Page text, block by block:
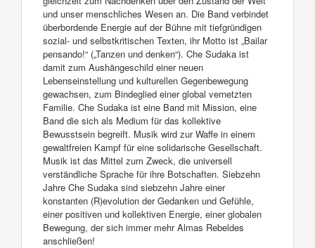
und unser menschliches Wesen an. Die Band verbindet
überbordende Energie auf der Bühne mit tiefgründigen
sozial- und selbstkritischen Texten, ihr Motto ist „Bailar
pensando!“ („Tanzen und denken“). Che Sudaka ist
damit zum Aushängeschild einer neuen
Lebenseinstellung und kulturellen Gegenbewegung
gewachsen, zum Bindeglied einer global vernetzten
Familie. Che Sudaka ist eine Band mit Mission, eine
Band die sich als Medium für das kollektive
Bewusstsein begreift. Musik wird zur Waffe in einem
gewaltfreien Kampf für eine solidarische Gesellschaft.
Musik ist das Mittel zum Zweck, die universell
verständliche Sprache für ihre Botschaften. Siebzehn
Jahre Che Sudaka sind siebzehn Jahre einer
konstanten (R)evolution der Gedanken und Gefühle,
einer positiven und kollektiven Energie, einer globalen
Bewegung, der sich immer mehr Almas Rebeldes
anschließen!